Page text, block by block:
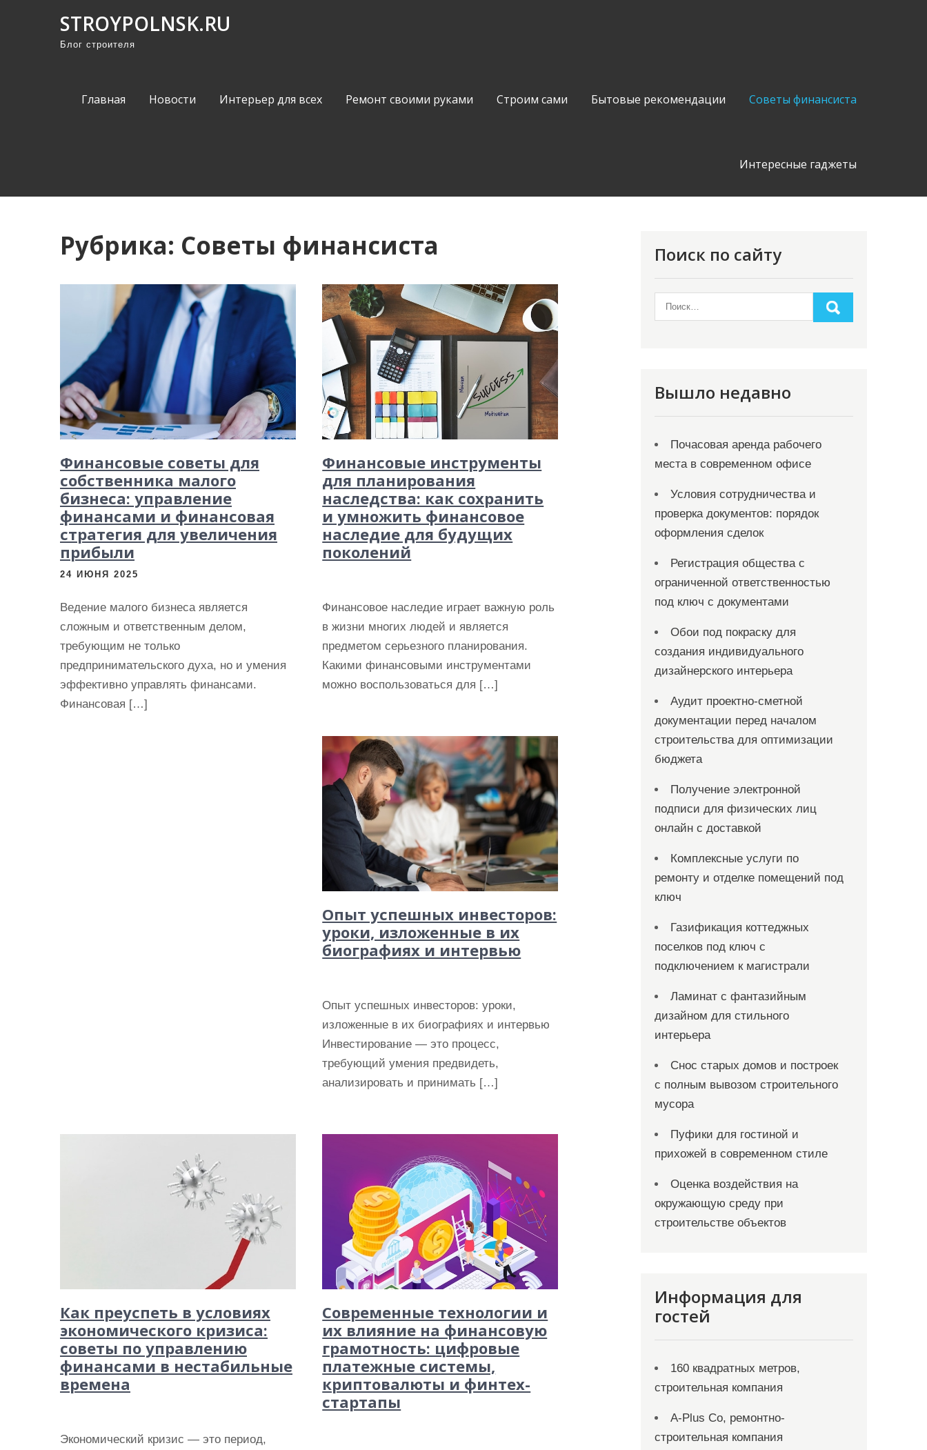
STROYPOLNSK.RU
Блог строителя
Главная Новости Интерьер для всех Ремонт своими руками Строим сами Бытовые рекомендации Советы финансиста
Интересные гаджеты
Рубрика: Советы финансиста
Финансовые советы для
собственника малого
бизнеса: управление
финансами и финансовая
стратегия для увеличения
прибыли
24 ИЮНЯ 2025
Ведение малого бизнеса является
сложным и ответственным делом,
требующим не только
предпринимательского духа, но и умения
эффективно управлять финансами.
Финансовая […]
Финансовые инструменты
для планирования
наследства: как сохранить
и умножить финансовое
наследие для будущих
поколений
Финансовое наследие играет важную роль
в жизни многих людей и является
предметом серьезного планирования.
Какими финансовыми инструментами
можно воспользоваться для […]
Опыт успешных инвесторов:
уроки, изложенные в их
биографиях и интервью
Опыт успешных инвесторов: уроки,
изложенные в их биографиях и интервью
Инвестирование — это процесс,
требующий умения предвидеть,
анализировать и принимать […]
Как преуспеть в условиях
экономического кризиса:
советы по управлению
финансами в нестабильные
времена
Экономический кризис — это период,
Современные технологии и
их влияние на финансовую
грамотность: цифровые
платежные системы,
криптовалюты и финтех-
стартапы
Поиск по сайту
Вышло недавно
Почасовая аренда рабочего
места в современном офисе
Условия сотрудничества и
проверка документов: порядок
оформления сделок
Регистрация общества с
ограниченной ответственностью
под ключ с документами
Обои под покраску для
создания индивидуального
дизайнерского интерьера
Аудит проектно-сметной
документации перед началом
строительства для оптимизации
бюджета
Получение электронной
подписи для физических лиц
онлайн с доставкой
Комплексные услуги по
ремонту и отделке помещений под
ключ
Газификация коттеджных
поселков под ключ с
подключением к магистрали
Ламинат с фантазийным
дизайном для стильного
интерьера
Снос старых домов и построек
с полным вывозом строительного
мусора
Пуфики для гостиной и
прихожей в современном стиле
Оценка воздействия на
окружающую среду при
строительстве объектов
Информация для
гостей
160 квадратных метров,
строительная компания
A-Plus Co, ремонтно-
строительная компания